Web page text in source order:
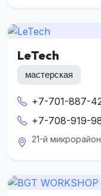
LeTech
мастерская
+7-701-887-
+7-708-919-
21-й